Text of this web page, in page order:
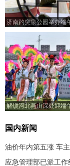
济南趵突泉公园举办端
解锁河北燕山深处迎端
国内新闻
油价年内第五涨 车
应急管理部已派工